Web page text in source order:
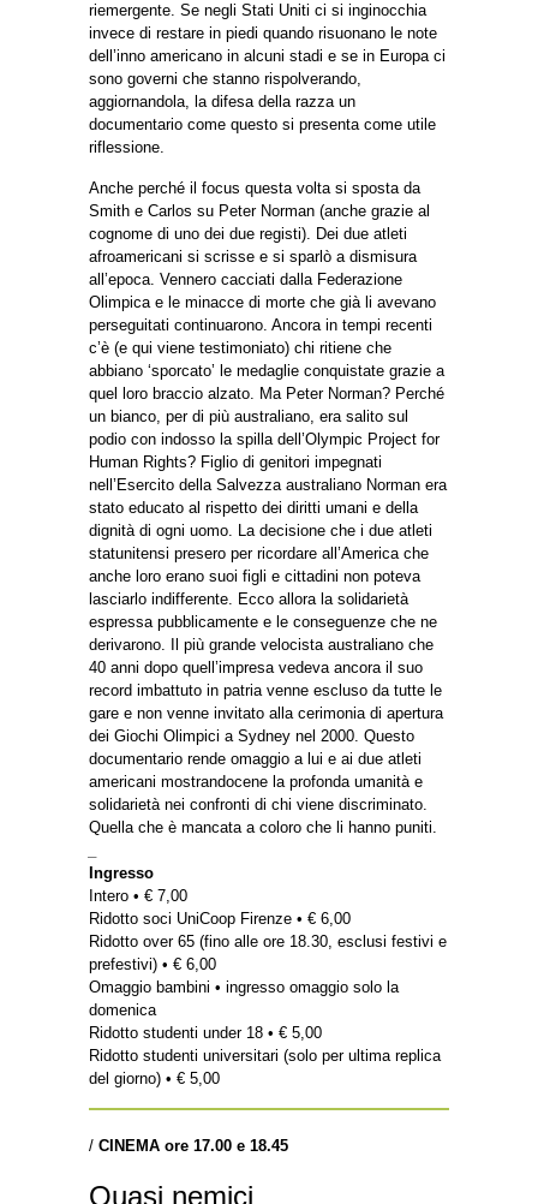
riemergente. Se negli Stati Uniti ci si inginocchia
invece di restare in piedi quando risuonano le note
dell’inno americano in alcuni stadi e se in Europa ci
sono governi che stanno rispolverando,
aggiornandola, la difesa della razza un
documentario come questo si presenta come utile
riflessione.
Anche perché il focus questa volta si sposta da
Smith e Carlos su Peter Norman (anche grazie al
cognome di uno dei due registi). Dei due atleti
afroamericani si scrisse e si sparlò a dismisura
all’epoca. Vennero cacciati dalla Federazione
Olimpica e le minacce di morte che già li avevano
perseguitati continuarono. Ancora in tempi recenti
c’è (e qui viene testimoniato) chi ritiene che
abbiano ‘sporcato’ le medaglie conquistate grazie a
quel loro braccio alzato. Ma Peter Norman? Perché
un bianco, per di più australiano, era salito sul
podio con indosso la spilla dell’Olympic Project for
Human Rights? Figlio di genitori impegnati
nell’Esercito della Salvezza australiano Norman era
stato educato al rispetto dei diritti umani e della
dignità di ogni uomo. La decisione che i due atleti
statunitensi presero per ricordare all’America che
anche loro erano suoi figli e cittadini non poteva
lasciarlo indifferente. Ecco allora la solidarietà
espressa pubblicamente e le conseguenze che ne
derivarono. Il più grande velocista australiano che
40 anni dopo quell’impresa vedeva ancora il suo
record imbattuto in patria venne escluso da tutte le
gare e non venne invitato alla cerimonia di apertura
dei Giochi Olimpici a Sydney nel 2000. Questo
documentario rende omaggio a lui e ai due atleti
americani mostrandocene la profonda umanità e
solidarietà nei confronti di chi viene discriminato.
Quella che è mancata a coloro che li hanno puniti.
Ingresso
Intero • € 7,00
Ridotto soci UniCoop Firenze • € 6,00
Ridotto over 65 (fino alle ore 18.30, esclusi festivi e
prefestivi) • € 6,00
Omaggio bambini • ingresso omaggio solo la
domenica
Ridotto studenti under 18 • € 5,00
Ridotto studenti universitari (solo per ultima replica
del giorno) • € 5,00
/ CINEMA ore 17.00 e 18.45
Quasi nemici